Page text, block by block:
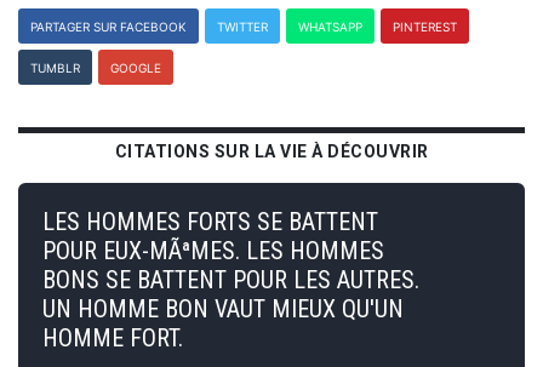
PARTAGER SUR FACEBOOK TWITTER WHATSAPP PINTEREST
TUMBLR GOOGLE
CITATIONS SUR LA VIE À DÉCOUVRIR
LES HOMMES FORTS SE BATTENT
POUR EUX-MÃªMES. LES HOMMES
BONS SE BATTENT POUR LES AUTRES.
UN HOMME BON VAUT MIEUX QU'UN
HOMME FORT.